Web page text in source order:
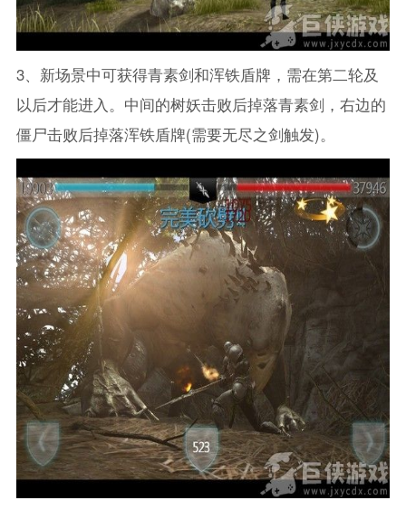
3、新场景中可获得青素剑和浑铁盾牌，需在第二轮及
以后才能进入。中间的树妖击败后掉落青素剑，右边的
僵尸击败后掉落浑铁盾牌(需要无尽之剑触发)。